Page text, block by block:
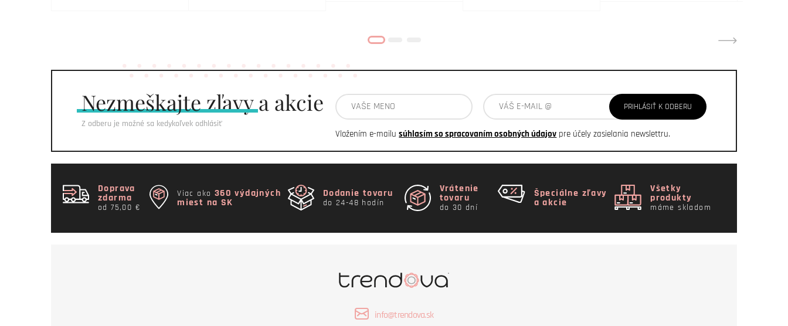
Nezmeškajtezľavy a akcie
Z odberu je možné sa kedykoľvek odhlásiť
PRIHLÁSIŤ K ODBERU
Vložením e-mailusúhlasím so spracovaním osobných údajov pre účely zasielania newslettru.
Doprava
zdarma
od 75,00 €
Viac ako 360 výdajných
miest na SK
Dodanie tovaru
do 24-48 hodín
Vrátenie
tovaru
do 30 dní
Špeciálne zľavy
a akcie
Všetky
produkty
máme skladom
info@trendova.sk